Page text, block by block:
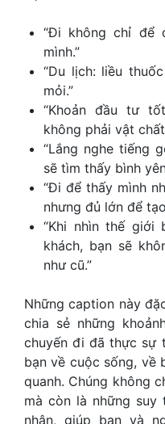
“Đi không chỉ để
mình.”
“Du lịch: liều
mỏi.”
“Khoản đầu tư
không phải vật
“Lắng nghe tiếng
sẽ tìm thấy bình
“Đi để thấy mình
nhưng đủ lớn để
“Khi nhìn thế giới
khách, bạn sẽ
như cũ.”
Những caption này
chia sẻ những
chuyến đi đã thực sự
bạn về cuộc sống, về
quanh. Chúng không
mà còn là những suy
nhân, giúp bạn và